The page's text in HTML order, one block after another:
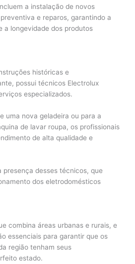
a instalação de novos
e reparos, garantindo a
a longevidade dos produtos
históricas e
possui técnicos Electrolux
especializados.
uma nova geladeira ou para a
de lavar roupa, os profissionais
de alta qualidade e
presença desses técnicos, que
dos eletrodomésticos
combina áreas urbanas e rurais, e
essenciais para garantir que os
região tenham seus
estado.